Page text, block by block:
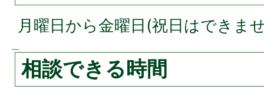
月曜日から金曜日(祝日はできま
相談できる時間